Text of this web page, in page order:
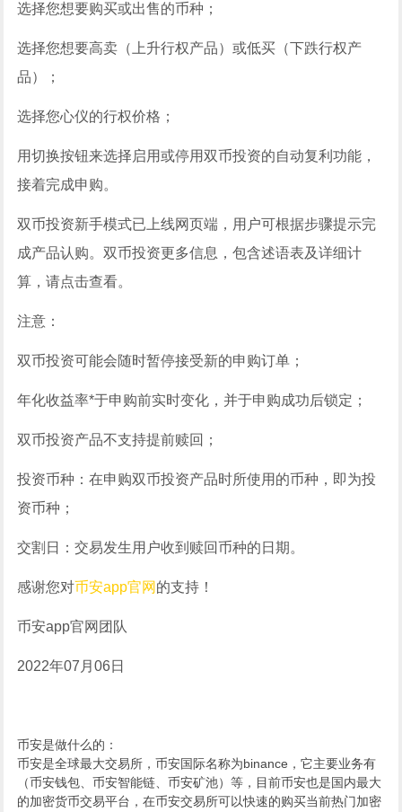
选择您想要购买或出售的币种；
选择您想要高卖（上升行权产品）或低买（下跌行权产
品）；
选择您心仪的行权价格；
用切换按钮来选择启用或停用双币投资的自动复利功能，
接着完成申购。
双币投资新手模式已上线网页端，用户可根据步骤提示完
成产品认购。双币投资更多信息，包含述语表及详细计
算，请点击查看。
注意：
双币投资可能会随时暂停接受新的申购订单；
年化收益率*于申购前实时变化，并于申购成功后锁定；
双币投资产品不支持提前赎回；
投资币种：在申购双币投资产品时所使用的币种，即为投
资币种；
交割日：交易发生用户收到赎回币种的日期。
感谢您对币安app官网 的支持！
币安app官网团队
2022年07月06日
币安是做什么的：
币安是全球最大交易所，币安国际名称为binance，它主要业务有
（币安钱包、币安智能链、币安矿池）等，目前币安也是国内最大
的加密货币交易平台，在币安交易所可以快速的购买当前热门加密